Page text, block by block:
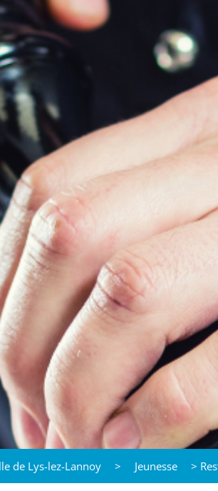
de Lys-lez-Lannoy > Jeunesse >